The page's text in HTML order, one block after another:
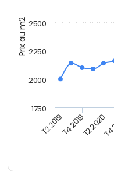
Prix au m2
T2 2019T4 2019T2 2020
2000
1750
2250
2500